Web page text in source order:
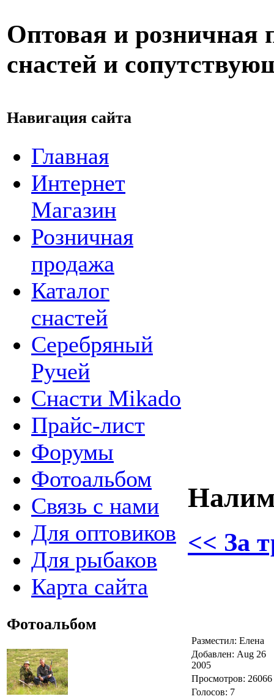
Оптовая и розничная
снастей и
Навигация сайта
Главная
Интернет
Магазин
Розничная
продажа
Каталог
снастей
Серебряный
Ручей
Снасти Mikado
Прайс-лист
Форумы
Фотоальбом
Связь с нами
Для оптовиков
Для рыбаков
Карта сайта
Фотоальбом
Налим
<< За
Разместил: Елена
Добавлен: Aug 26
2005
Просмотров: 26066
Голосов: 7